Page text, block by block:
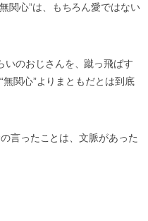
関心”は、もちろん愛ではない
いのおじさんを、蹴っ飛ばす
無関心”よりまともだとは到底
言ったことは、文脈があった